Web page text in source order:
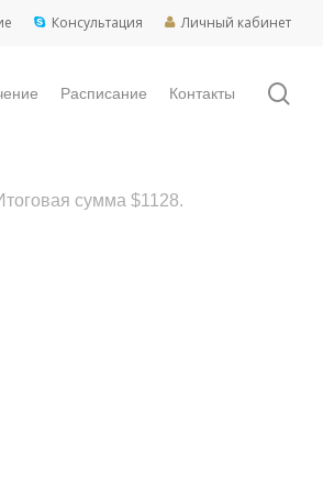
Консультация Личный кабинет
Расписание Контакты
сумма $1128.